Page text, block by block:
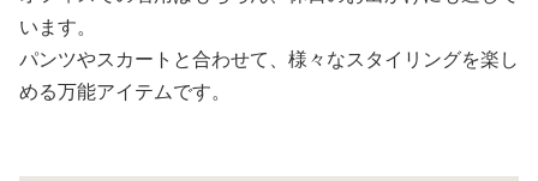
います。
パンツやスカートと合わせて、様々なスタイリングを楽し
める万能アイテムです。